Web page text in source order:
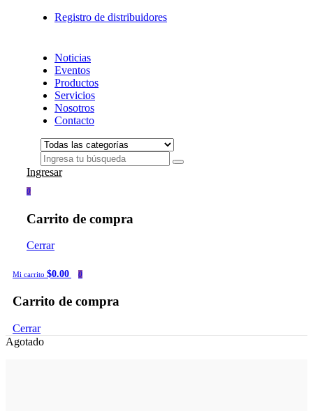
Registro de distribuidores
Noticias
Eventos
Productos
Servicios
Nosotros
Contacto
Ingresar
0
Carrito de compra
Cerrar
Mi carrito $0.00 0
Carrito de compra
Cerrar
Agotado